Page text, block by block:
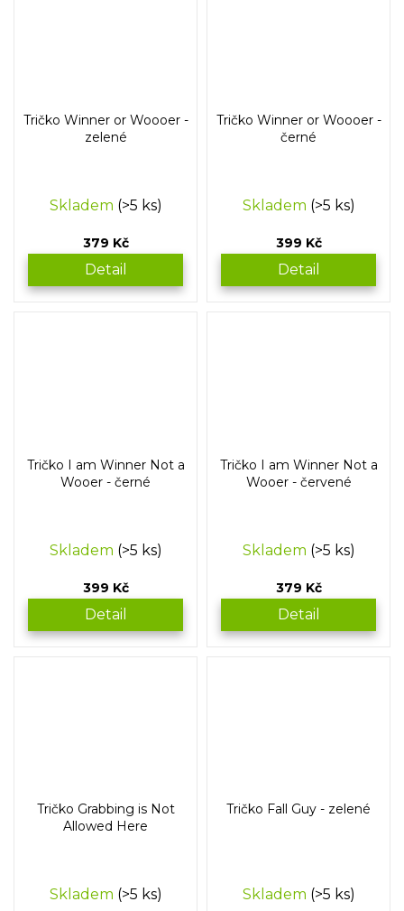
Tričko Winner or Woooer -
zelené
Skladem (>5 ks)
379 Kč
Detail
Tričko Winner or Woooer -
černé
Skladem (>5 ks)
399 Kč
Detail
Tričko I am Winner Not a
Wooer - černé
Skladem (>5 ks)
399 Kč
Detail
Tričko I am Winner Not a
Wooer - červené
Skladem (>5 ks)
379 Kč
Detail
Tričko Grabbing is Not
Allowed Here
Skladem (>5 ks)
Tričko Fall Guy - zelené
Skladem (>5 ks)